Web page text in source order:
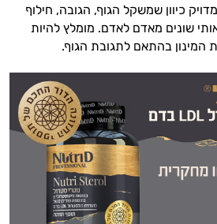
מדויק כיוון שמשקל הגוף, הגובה, חילוף
שונים מאדם לאדם. מומלץ להיות
המינון בהתאם לתגובת הגוף.